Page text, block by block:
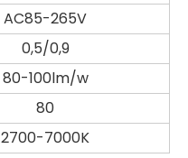
AC85-265V
0,5/0,9
80-100lm/w
80
2700-7000K